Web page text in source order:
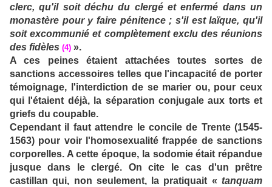
clerc, qu'il soit déchu du clergé et enfermé dans un
monastère pour y faire pénitence ; s'il est laïque, qu'il
soit excommunié et complètement exclu des réunions
des fidèles (4) ».
A ces peines étaient attachées toutes sortes de
sanctions accessoires telles que l'incapacité de porter
témoignage, l'interdiction de se marier ou, pour ceux
qui l'étaient déjà, la séparation conjugale aux torts et
griefs du coupable.
Cependant il faut attendre le concile de Trente (1545-
1563) pour voir l'homosexualité frappée de sanctions
corporelles. A cette époque, la sodomie était répandue
jusque dans le clergé. On cite le cas d'un prêtre
castillan qui, non seulement, la pratiquait « tanquam